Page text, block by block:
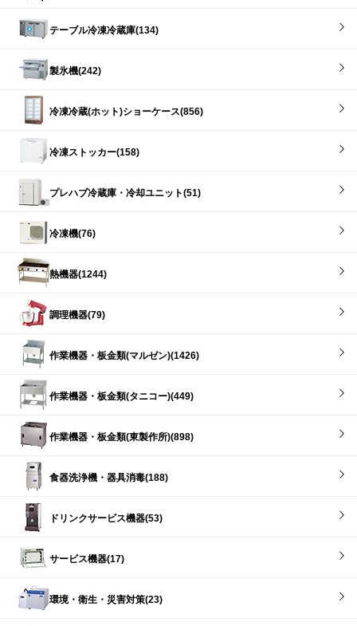
テーブル冷凍冷蔵庫(134)
製氷機(242)
冷凍冷蔵(ホット)ショーケース(856)
冷凍ストッカー(158)
プレハブ冷蔵庫・冷却ユニット(51)
冷凍機(76)
熱機器(1244)
調理機器(79)
作業機器・板金類(マルゼン)(1426)
作業機器・板金類(タニコー)(449)
作業機器・板金類(東製作所)(898)
食器洗浄機・器具消毒(188)
ドリンクサービス機器(53)
サービス機器(17)
環境・衛生・災害対策(23)